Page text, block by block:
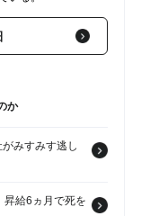
か
みすみす逃し
昇給6ヵ月で死を